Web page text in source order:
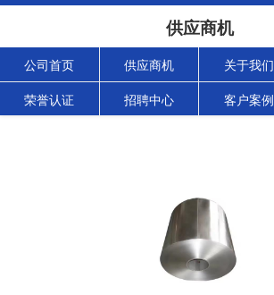
供应商机
公司首页 供应商机 关于我们
荣誉认证 招聘中心 客户案例